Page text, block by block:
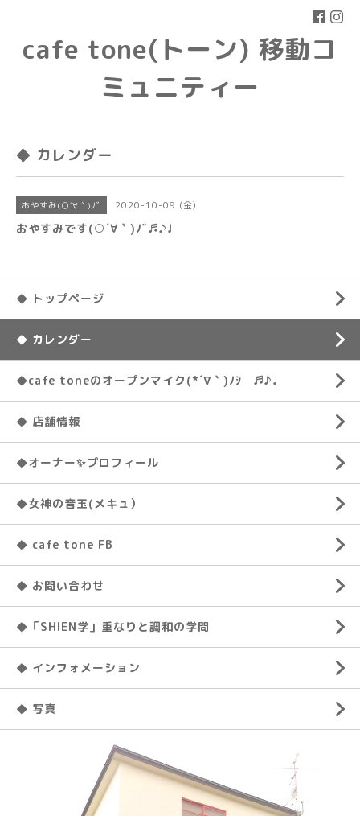
cafe tone(トーン) 移動コ
ミュニティー
◆ カレンダー
おやすみ(○´∀｀)ﾉﾞ 2020-10-09 (金)
おやすみです(○´∀｀)ﾉﾞ♬♪♩
◆ トップページ
◆ カレンダー
◆cafe toneのオープンマイク(*´∇｀)ﾉｼ ♬♪♩
◆ 店舗情報
◆オーナー✨プロフィール
◆女神の音玉(メキュ）
◆ cafe tone FB
◆ お問い合わせ
◆「SHIEN学」重なりと調和の学問
◆ インフォメーション
◆ 写真